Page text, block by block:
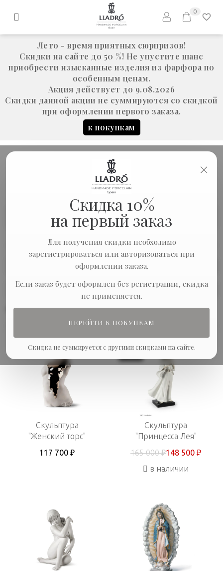
Лето - время приятных сюрпризов!
Скидки на сайте до 50 %! Не упустите шанс
приобрести изысканные изделия из фарфора по
особенным ценам.
Акция действует до 9.08.2026
Скидки данной акции не суммируются со скидкой
при оформлении первого заказа.
к покупкам
0
×
Скидка 10%
на первый заказ
Для получения скидки необходимо
зарегистрироваться или авторизоваться при
оформлении заказа.
Если заказ будет оформлен без регистрации, скидка
не применяется.
ПЕРЕЙТИ К ПОКУПКАМ
Скидка не суммируется с другими скидками на сайте.
ЖЕНСКИЕ ОБРАЗЫ
Женские образы
В наличии
Скульптура
"Женский торс"
117 700 ₽
-10%
Скульптура
"Принцесса Лея"
165 000 ₽148 500 ₽
в наличии